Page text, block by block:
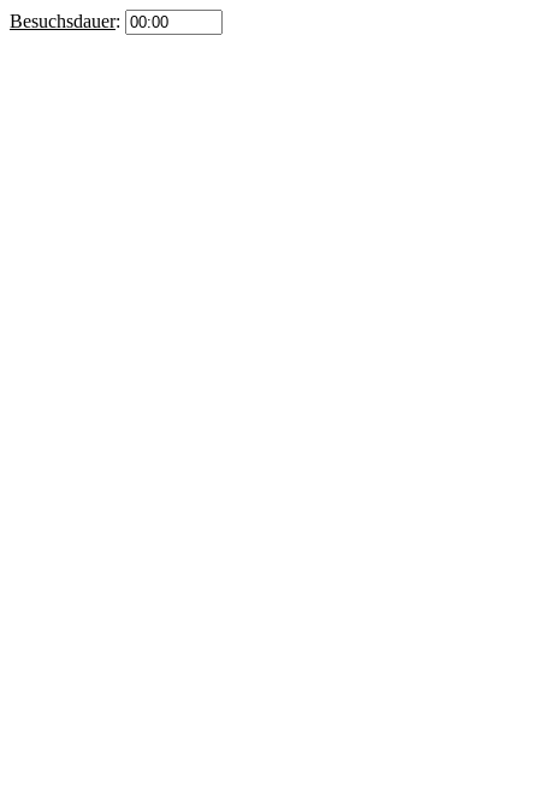
Besuchsdauer: